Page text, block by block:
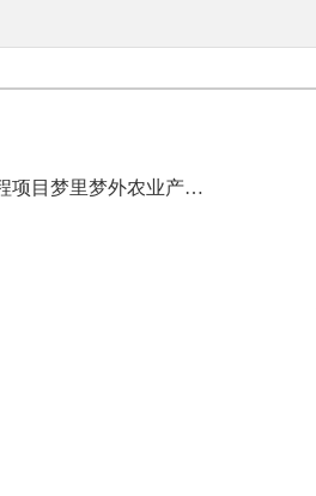
县住建局11月24日就大健康产业园孟二路道路工程项目梦里梦外农业产业园地面附着物拆迁补偿问题进行会商